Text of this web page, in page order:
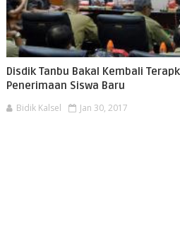
Disdik Tanbu Bakal Kembali
Penerimaan Siswa Baru
Bidik Kalsel Jan 30, 2017